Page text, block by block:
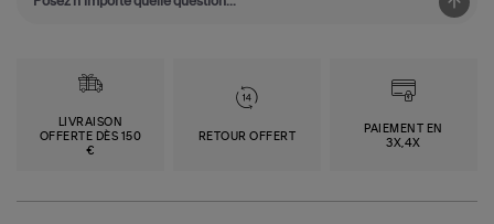
LIVRAISON
OFFERTE DÈS 150
€
RETOUR OFFERT
PAIEMENT EN
3X,4X